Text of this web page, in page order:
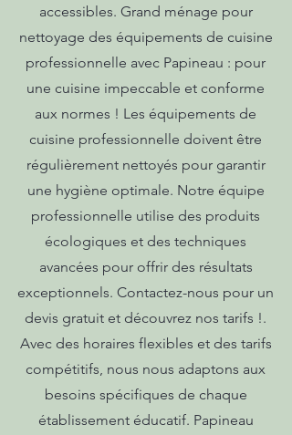
accessibles. Grand ménage pour
nettoyage des équipements de cuisine
professionnelle avec Papineau : pour
une cuisine impeccable et conforme
aux normes ! Les équipements de
cuisine professionnelle doivent être
régulièrement nettoyés pour garantir
une hygiène optimale. Notre équipe
professionnelle utilise des produits
écologiques et des techniques
avancées pour offrir des résultats
exceptionnels. Contactez-nous pour un
devis gratuit et découvrez nos tarifs !.
Avec des horaires flexibles et des tarifs
compétitifs, nous nous adaptons aux
besoins spécifiques de chaque
établissement éducatif. Papineau